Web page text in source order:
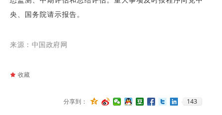
央、国务院请示报告。
来源：中国政府网
分享到： 143
끄 收藏